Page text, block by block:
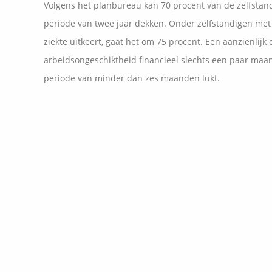
Volgens het planbureau kan 70 procent van de
periode van twee jaar dekken. Onder zelfstandigen
ziekte uitkeert, gaat het om 75 procent. Een
arbeidsongeschiktheid financieel slechts een paar
periode van minder dan zes maanden lukt.